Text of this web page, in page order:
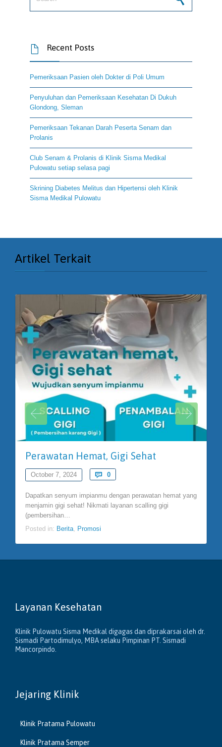
 Recent Posts
Pemeriksaan Pasien oleh Dokter di Poli Umum
Penyuluhan dan Pemeriksaan Kesehatan Di Dukuh
Glondong, Sleman
Pemeriksaan Tekanan Darah Peserta Senam dan
Prolanis
Club Senam & Prolanis di Klinik Sisma Medikal
Pulowatu setiap selasa pagi
Skrining Diabetes Melitus dan Hipertensi oleh Klinik
Sisma Medikal Pulowatu
Artikel Terkait
Perawatan Hemat, Gigi Sehat
October 7, 2024  0Comments
Dapatkan senyum impianmu dengan perawatan hemat yang
menjamin gigi sehat! Nikmati layanan scalling gigi
(pembersihan…
Posted in: Berita Promosi
Layanan Kesehatan
Klinik Pulowatu Sisma Medikal digagas dan diprakarsai oleh dr.
Sismadi Partodimulyo, MBA selaku Pimpinan PT. Sismadi
Mancorpindo.
Jejaring Klinik
Klinik Pratama Pulowatu
Klinik Pratama Semper